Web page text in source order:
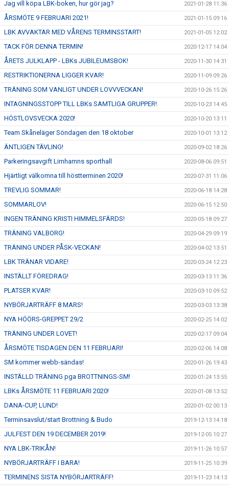
Jag vill köpa LBK-boken, hur gör jag? 2021-01-28 11:36
ÅRSMÖTE 9 FEBRUARI 2021! 2021-01-15 09:16
LBK AVVAKTAR MED VÅRENS TERMINSSTART! 2021-01-05 12:02
TACK FÖR DENNA TERMIN! 2020-12-17 14:04
ÅRETS JULKLAPP - LBKs JUBILEUMSBOK! 2020-11-30 14:31
RESTRIKTIONERNA LIGGER KVAR! 2020-11-09 09:26
TRÄNING SOM VANLIGT UNDER LOVVVECKAN! 2020-10-26 15:26
INTAGNINGSSTOPP TILL LBKs SAMTLIGA GRUPPER! 2020-10-23 14:45
HÖSTLOVSVECKA 2020! 2020-10-20 13:11
Team Skåneläger Söndagen den 18 oktober 2020-10-01 13:12
ÄNTLIGEN TÄVLING! 2020-09-02 18:26
Parkeringsavgift Limhamns sporthall 2020-08-06 09:51
Hjärtligt välkomna till höstterminen 2020! 2020-07-31 11:06
TREVLIG SOMMAR! 2020-06-18 14:28
SOMMARLOV! 2020-06-15 12:50
INGEN TRÄNING KRISTI HIMMELSFÄRDS! 2020-05-18 09:27
TRÄNING VALBORG! 2020-04-29 09:19
TRÄNING UNDER PÅSK-VECKAN! 2020-04-02 13:51
LBK TRÄNAR VIDARE! 2020-03-24 12:23
INSTÄLLT FÖREDRAG! 2020-03-13 11:36
PLATSER KVAR! 2020-03-10 09:52
NYBÖRJARTRÄFF 8 MARS! 2020-03-03 13:38
NYA HÖÖRS-GREPPET 29/2 2020-02-25 14:02
TRÄNING UNDER LOVET! 2020-02-17 09:04
ÅRSMÖTE TISDAGEN DEN 11 FEBRUARI! 2020-02-06 14:08
SM kommer webb-sändas! 2020-01-26 19:43
INSTÄLLD TRÄNING pga BROTTNINGS-SM! 2020-01-24 13:55
LBKs ÅRSMÖTE 11 FEBRUARI 2020! 2020-01-08 13:52
DANA-CUP, LUND! 2020-01-02 00:13
Terminsavslut/start Brottning & Budo 2019-12-13 14:18
JULFEST DEN 19 DECEMBER 2019! 2019-12-05 10:27
NYA LBK-TRIKÅN! 2019-11-26 10:57
NYBÖRJARTRÄFF I BARA! 2019-11-25 10:39
TERMINENS SISTA NYBÖRJARTRÄFF! 2019-11-23 14:13